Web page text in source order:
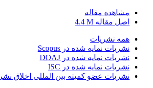
مشاهده مقاله
اصل مقاله 4.4 M
همه نشریات
نشریات نمایه شده در Scopus
نشریات نمایه شده در DOAJ
نشریات نمایه شده در ISC
نشریات عضو کمیته بین المللی اخلاق نشر COPE